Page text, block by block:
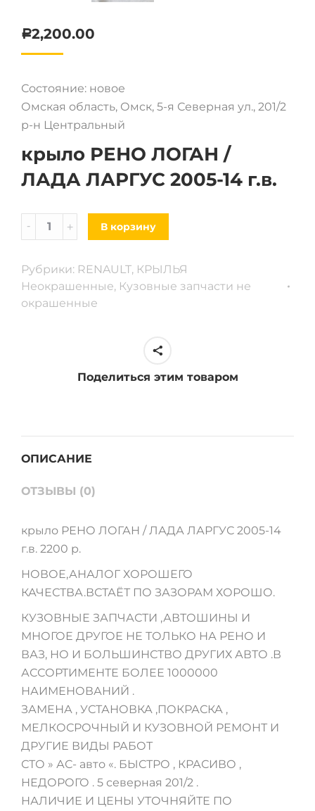
Р2,200.00
Состояние: новое
Омская область, Омск, 5-я Северная ул., 201/2
р-н Центральный
крыло РЕНО ЛОГАН /
ЛАДА ЛАРГУС 2005-14 г.в.
Крыло
Renault
/
LADA
Largus
В корзину
Рубрики: RENAULT, КРЫЛЬЯ
Неокрашенные, Кузовные запчасти не
окрашенные
Поделиться этим товаром
ОПИСАНИЕ
ОТЗЫВЫ (0)
крыло РЕНО ЛОГАН / ЛАДА ЛАРГУС 2005-14
г.в. 2200 р.
НОВОЕ,АНАЛОГ ХОРОШЕГО
КАЧЕСТВА.ВСТАЁТ ПО ЗАЗОРАМ ХОРОШО.
КУЗОВНЫЕ ЗАПЧАСТИ ,АВТОШИНЫ И
МНОГОЕ ДРУГОЕ НЕ ТОЛЬКО НА РЕНО И
ВАЗ, НО И БОЛЬШИНСТВО ДРУГИХ АВТО .В
АССОРТИМЕНТЕ БОЛЕЕ 1000000
НАИМЕНОВАНИЙ .
ЗАМЕНА , УСТАНОВКА ,ПОКРАСКА ,
МЕЛКОСРОЧНЫЙ И КУЗОВНОЙ РЕМОНТ И
ДРУГИЕ ВИДЫ РАБОТ
СТО » АС- авто «. БЫСТРО , КРАСИВО ,
НЕДОРОГО . 5 северная 201/2 .
НАЛИЧИЕ И ЦЕНЫ УТОЧНЯЙТЕ ПО